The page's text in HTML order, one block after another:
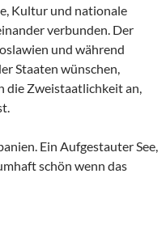
Kultur und nationale
verbunden. Der
und während
Staaten wünschen,
die Zweistaatlichkeit an,
Ein Aufgestauter See,
schön wenn das